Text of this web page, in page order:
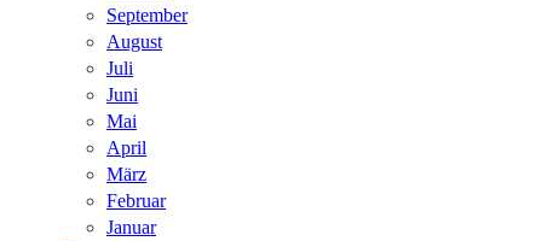
September
August
Juli
Juni
Mai
April
März
Februar
Januar